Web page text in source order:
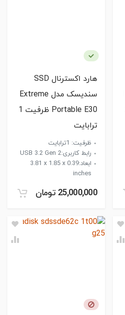
هارد اکسترنال SSD
سندیسک مدل Extreme
Portable E30 ظرفیت 1
ترابایت
ظرفیت: 1ترابایت
رابط کاربری:USB 3.2 Gen 2
ابعاد:‎3.81 x 1.85 x 0.39
inches
25,000,000 تومان